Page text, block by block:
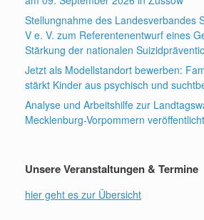
Stellungnahme des Landesverbandes
V e. V. zum Referentenentwurf eines
Stärkung der nationalen
Jetzt als Modellstandort bewerben:
stärkt Kinder aus psychisch und
Analyse und Arbeitshilfe zur
Mecklenburg-Vorpommern veröffentlicht
Unsere Veranstaltungen & Termine
hier geht es zur Übersicht